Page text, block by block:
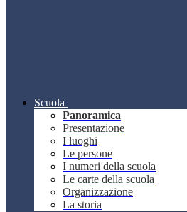
Scuola
Panoramica
Presentazione
I luoghi
Le persone
I numeri della scuola
Le carte della scuola
Organizzazione
La storia